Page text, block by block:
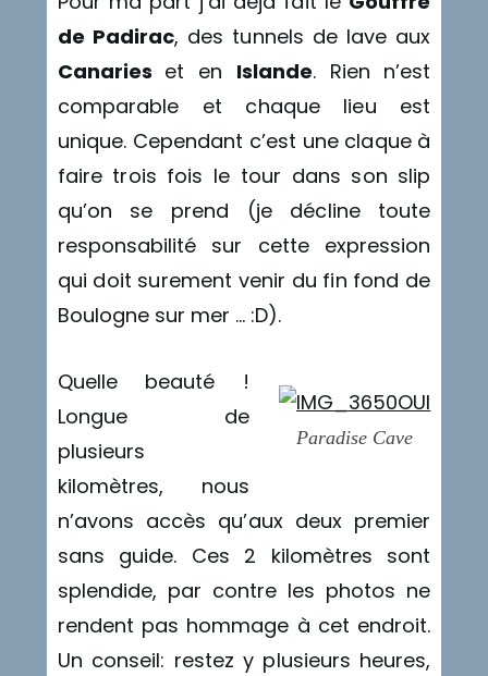
de Padirac, des tunnels de lave aux
Canaries et en Islande. Rien n’est
comparable et chaque lieu est
unique. Cependant c’est une claque à
faire trois fois le tour dans son slip
qu’on se prend (je décline toute
responsabilité sur cette expression
qui doit surement venir du fin fond de
Boulogne sur mer … :D).
Paradise Cave
Quelle beauté !
Longue de
plusieurs
kilomètres, nous
n’avons accès qu’aux deux premier
sans guide. Ces 2 kilomètres sont
splendide, par contre les photos ne
rendent pas hommage à cet endroit.
Un conseil: restez y plusieurs heures,